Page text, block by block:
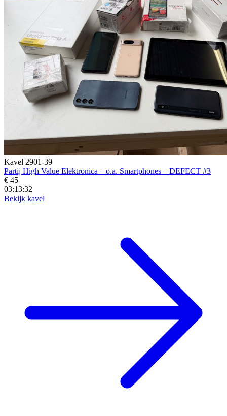
Kavel 2901-39
Partij High Value Elektronica – o.a. Smartphones – DEFECT #3
€ 45
03:13:30
Bekijk kavel